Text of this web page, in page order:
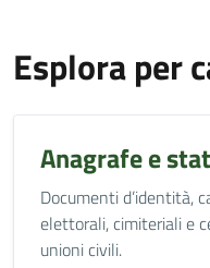
Esplora per
Anagrafe e
Documenti d’identità,
elettorali, cimiteriali e
unioni civili.